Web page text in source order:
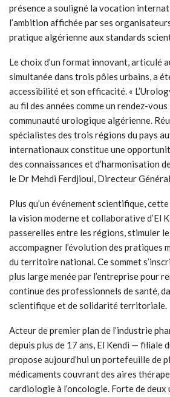
présence a souligné la vocation
l’ambition affichée par ses
pratique algérienne aux standards
Le choix d’un format innovant, articulé
simultanée dans trois pôles urbains, a
accessibilité et son efficacité. «
au fil des années comme un rendez-
communauté urologique algérienne.
spécialistes des trois régions du pays
internationaux constitue une
des connaissances et d’harmonisation
le Dr Mehdi Ferdjioui, Directeur Général
Plus qu’un événement scientifique,
la vision moderne et collaborative d’El
passerelles entre les régions, stimuler
accompagner l’évolution des pratiques
du territoire national. Ce sommet
plus large menée par l’entreprise pour
continue des professionnels de santé,
scientifique et de solidarité territoriale.
Acteur de premier plan de l’industrie
depuis plus de 17 ans, El Kendi — filiale
propose aujourd’hui un portefeuille de
médicaments couvrant des aires
cardiologie à l’oncologie. Forte de